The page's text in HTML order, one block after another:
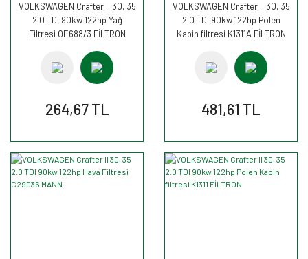
VOLKSWAGEN Crafter II 30, 35
2.0 TDI 90kw 122hp Yağ
Filtresi OE688/3 FİLTRON
264,67 TL
VOLKSWAGEN Crafter II 30, 35
2.0 TDI 90kw 122hp Polen
Kabin filtresi K1311A FİLTRON
481,61 TL